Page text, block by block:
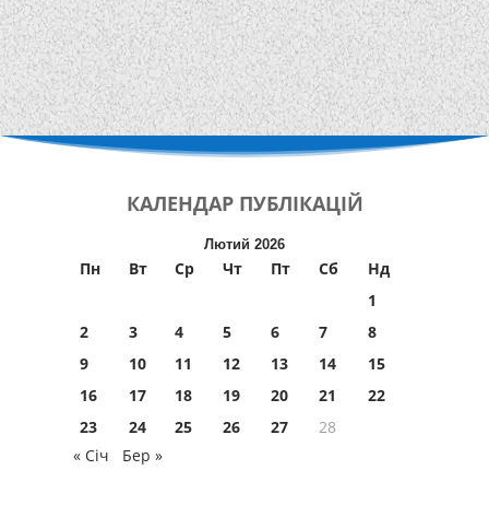
КАЛЕНДАР ПУБЛІКАЦІЙ
Лютий 2026
Пн Вт Ср Чт Пт Сб
Нд
1
2
3 4 5 6 7
8
9
10 11 12 13 14
15
16
17 18 19 20 21
22
23
24 25 26 27
28
« Січ
Бер »